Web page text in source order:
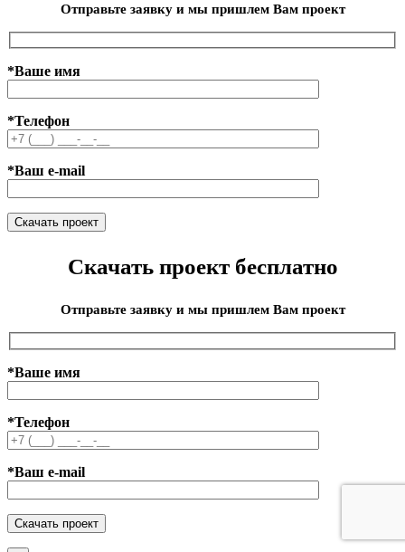
Отправьте заявку и мы пришлем Вам проект
*Ваше имя
*Телефон
*Ваш e-mail
Скачать проект бесплатно
Отправьте заявку и мы пришлем Вам проект
*Ваше имя
*Телефон
*Ваш e-mail